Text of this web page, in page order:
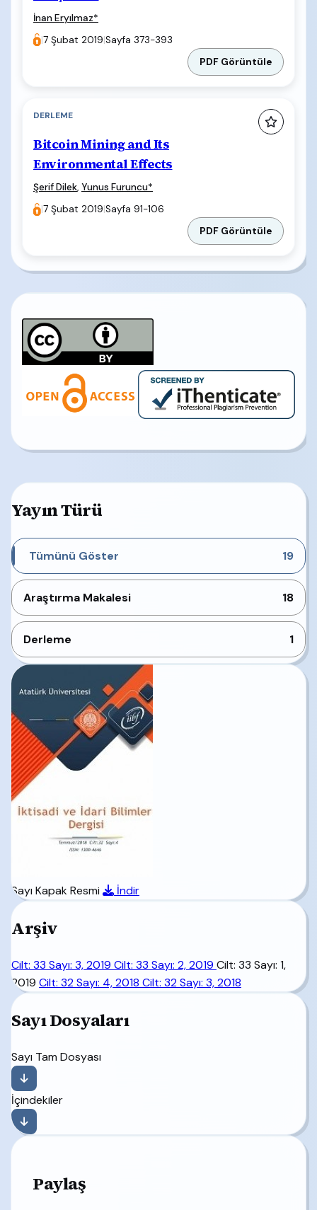
İnan Eryılmaz*
|7 Şubat 2019|Sayfa 373-393
PDF Görüntüle
DERLEME
Bitcoin Mining and Its
Environmental Effects
Şerif Dilek, Yunus Furuncu*
|7 Şubat 2019|Sayfa 91-106
PDF Görüntüle
Yayın Türü
Tümünü Göster 19
Araştırma Makalesi 18
Derleme 1
Sayı Kapak Resmi İndir
Arşiv
Cilt: 33 Sayı: 3, 2019 Cilt: 33 Sayı: 2, 2019 Cilt: 33 Sayı: 1,
2019 Cilt: 32 Sayı: 4, 2018 Cilt: 32 Sayı: 3, 2018
Sayı Dosyaları
Sayı Tam Dosyası
İçindekiler
Paylaş